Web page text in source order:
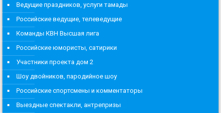
Ведущие праздников, услуги тамады
Российские ведущие, телеведущие
Команды КВН Высшая лига
Российские юмористы, сатирики
Участники проекта дом 2
Шоу двойников, пародийное шоу
Российские спортсмены и комментаторы
Выездные спектакли, антрепризы